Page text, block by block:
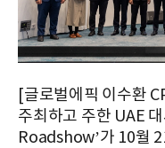
[글로벌에픽 이수환
주최하고 주한 UAE
Roadshow’가 10월